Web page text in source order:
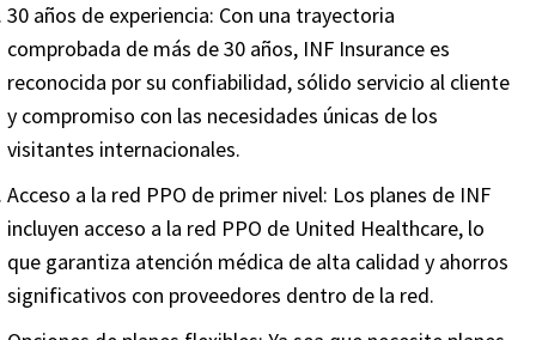
30 años de experiencia: Con una trayectoria
comprobada de más de 30 años, INF Insurance es
reconocida por su confiabilidad, sólido servicio al cliente
y compromiso con las necesidades únicas de los
visitantes internacionales.
Acceso a la red PPO de primer nivel: Los planes de INF
incluyen acceso a la red PPO de United Healthcare, lo
que garantiza atención médica de alta calidad y ahorros
significativos con proveedores dentro de la red.